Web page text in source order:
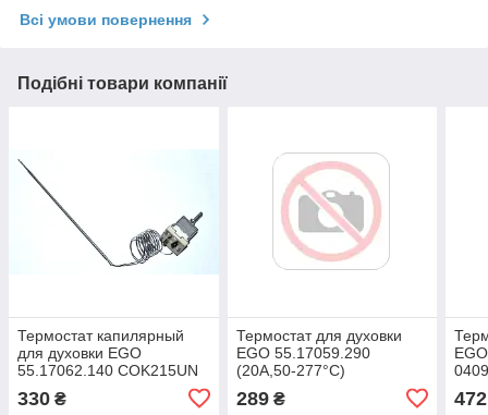
Всі умови повернення
Подібні товари компанії
Термостат капилярный
для духовки EGO
55.17062.140 COK215UN
330 ₴
Термостат для духовки
EGO 55.17059.290
(20A,50-277°C)
289₴
C)
472